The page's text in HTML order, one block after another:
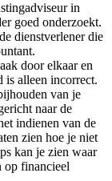
in
goed onderzoekt.
dienstverlener die
door elkaar en
is alleen incorrect.
van je
naar de
indienen van de
zien hoe je niet
kan je zien waar
op financieel